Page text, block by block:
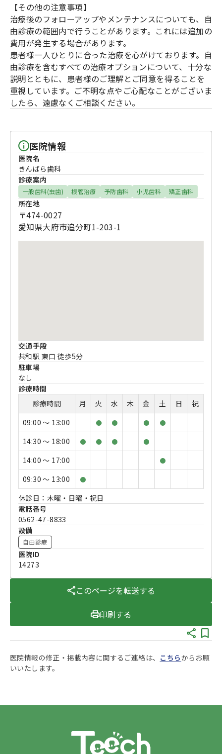
【その他の注意事項】
治療後のフォローアップやメンテナンスについても、自
由診療の範囲内で行うことがあります。これには追加の
費用が発生する場合があります。
患者様一人ひとりに合った治療を心がけております。自
由診療を含むすべての治療オプションについて、十分な
説明とともに、患者様のご理解とご同意を得ることを
重視しています。ご不明な点やご心配なことがございま
したら、遠慮なくご相談ください。
医院情報
医院名
きんばら歯科
診療案内
一般歯科(虫歯) 根管治療 予防歯科 小児歯科 矯正歯科
所在地
〒474-0027
愛知県大府市追分町1-203-1
交通手段
共和駅 東口 徒歩5分
駐車場
なし
診療時間
診療時間
月 火 水 木 金 土 日
祝
09:00 〜 13:00
● ● ● ●
14:30 〜 18:00 ● ● ● ●
14:00 〜 17:00 ●
09:30 〜 13:00 ●
休診日：木曜・日曜・祝日
電話番号
0562-47-8833
設備
自由診療
医院ID
14273
このページを転送する
印刷する
医院情報の修正・掲載内容に関するご連絡は、 こちらからお願
いいたします。